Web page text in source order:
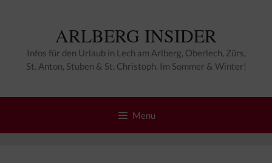
ARLBERG INSIDER
Infos für den Urlaub in Lech am Arlberg, Oberlech, Zürs,
St. Anton, Stuben & St. Christoph. Im Sommer & Winter!
Menu